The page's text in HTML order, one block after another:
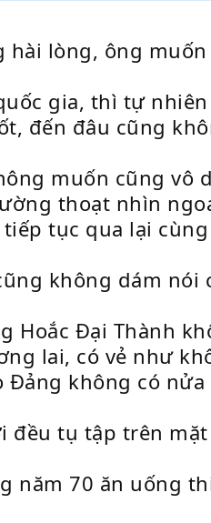
lòng, ông
gia, thì tự
đến đâu cũng
muốn cũng vô
thoạt nhìn
tục qua lại
không dám nói
Hoắc Đại Thành
lai, có vẻ như
Đảng không có
tụ tập trên
năm 70 ăn uống